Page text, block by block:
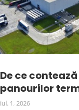
De ce
panourilor
iul. 1, 2026